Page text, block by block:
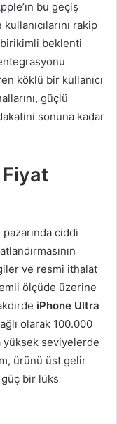
bu geçiş
rakip
birikimli beklenti
köklü bir kullanıcı
güçlü
sonuna kadar
Fiyat
ciddi
ve resmi ithalat
ölçüde üzerine
iPhone Ultra
olarak 100.000
yüksek seviyelerde
ürünü üst gelir
bir lüks